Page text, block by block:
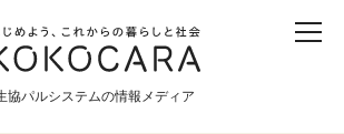
協パルシステムの情報メディア
食育 食べる 震災